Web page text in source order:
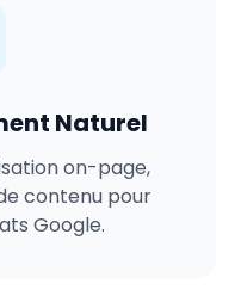
Naturel
on-page,
contenu pour
Google.